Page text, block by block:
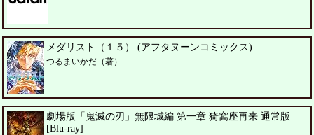
メダリスト（１５） (アフタヌーンコミックス)
つるまいかだ（著）
劇場版「鬼滅の刃」無限城編 第一章 猗窩座再来 通常版
[Blu-ray]